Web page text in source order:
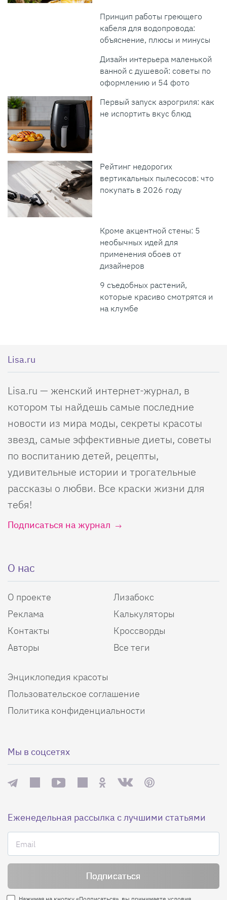
Принцип работы греющего
кабеля для водопровода:
объяснение, плюсы и минусы
Дизайн интерьера маленькой
ванной с душевой: советы по
оформлению и 54 фото
Первый запуск аэрогриля: как
не испортить вкус блюд
Рейтинг недорогих
вертикальных пылесосов: что
покупать в 2026 году
Кроме акцентной стены: 5
необычных идей для
применения обоев от
дизайнеров
9 съедобных растений,
которые красиво смотрятся и
на клумбе
Lisa.ru
Lisa.ru — женский интернет-журнал, в
котором ты найдешь самые последние
новости из мира моды, секреты красоты
звезд, самые эффективные диеты, советы
по воспитанию детей, рецепты,
удивительные истории и трогательные
рассказы о любви. Все краски жизни для
тебя!
Подписаться на журнал
О нас
О проекте
Реклама
Контакты
Авторы
Лизабокс
Калькуляторы
Кроссворды
Все теги
Энциклопедия красоты
Пользовательское соглашение
Политика конфиденциальности
Мы в соцсетях
Еженедельная рассылка с лучшими статьями